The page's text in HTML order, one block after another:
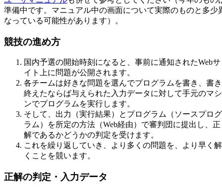
準備中です。マニュアル中の画面について実際のものと多少
なっている可能性があります）。
競技の進め方
国内予選の開始時刻になると、事前に通知されたWebサ
イト上に問題が公開されます。
各チームは好きな問題を選んでプログラムを書き、書き
終えたならば与えられた入力データに対して手元のマシ
ンでプログラムを実行します。
そして、出力（実行結果）とプログラム（ソースプログ
ラム）を所定の方法（Web経由）で審判団に提出し、正
解であるかどうかの判定を受けます。
これを繰り返していき、より多くの問題を、より早く解
くことを競います。
正解の判定・入力データ